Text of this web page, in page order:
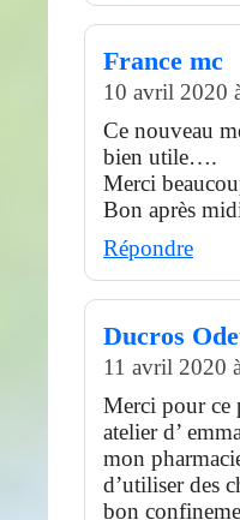
France mc
10 avril 2020
Ce nouveau
bien utile….
Merci
Bon après
Répondre
Ducros
11 avril 2020
Merci pour ce
atelier d’
mon
d’utiliser des
bon